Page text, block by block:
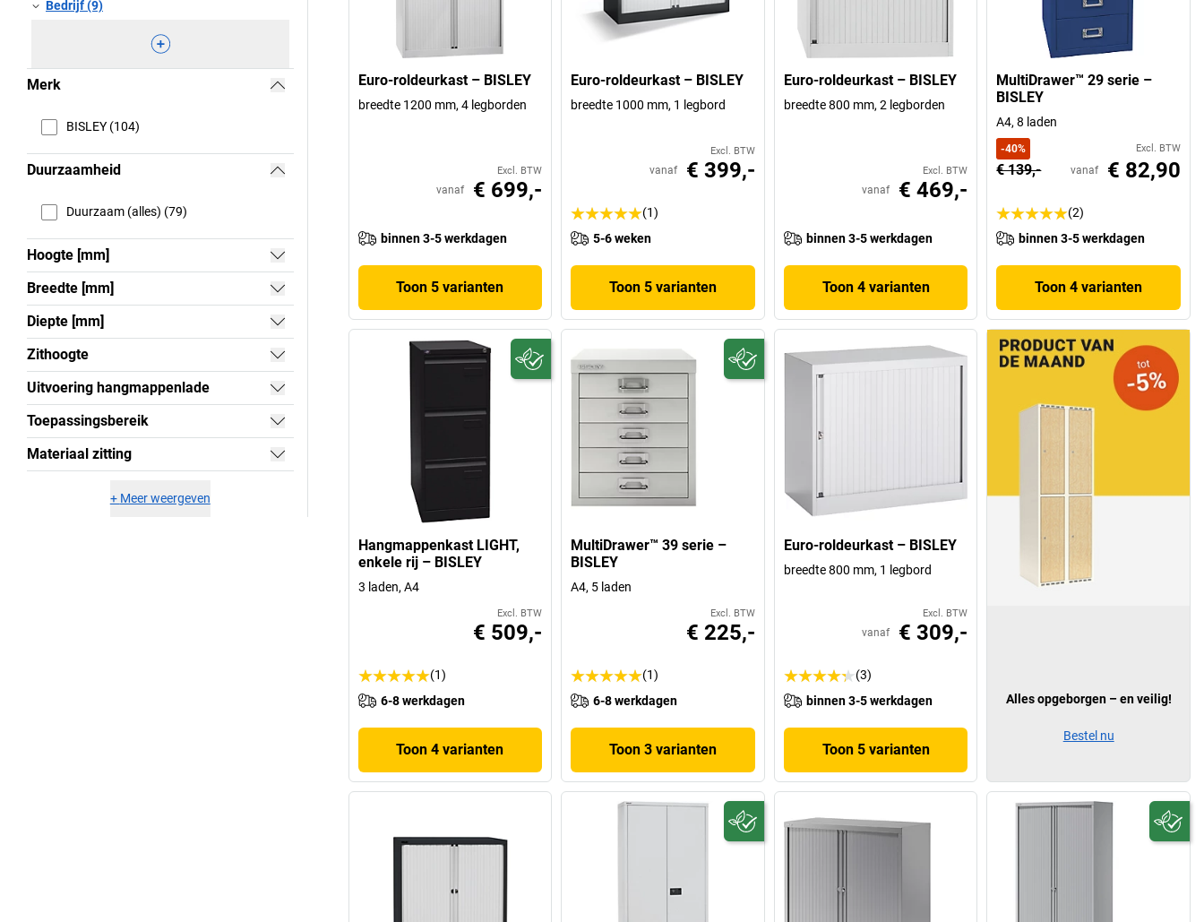
Bedrijf (9)
Merk
BISLEY (104)
Duurzaamheid
Duurzaam (alles) (79)
Hoogte [mm]
Breedte [mm]
Diepte [mm]
Zithoogte
Uitvoering hangmappenlade
Toepassingsbereik
Materiaal zitting
+ Meer weergeven
Euro-roldeurkast – BISLEY
breedte 1200 mm, 4 legborden
Excl. BTW
vanaf € 699,-
binnen 3-5 werkdagen
Toon 5 varianten
Euro-roldeurkast – BISLEY
breedte 1000 mm, 1 legbord
Excl. BTW
vanaf € 399,-
(1)
5-6 weken
Toon 5 varianten
Euro-roldeurkast – BISLEY
breedte 800 mm, 2 legborden
Excl. BTW
vanaf € 469,-
binnen 3-5 werkdagen
Toon 4 varianten
MultiDrawer™ 29 serie –
BISLEY
A4, 8 laden
-40% Excl. BTW
€ 139,- vanaf € 82,90
(2)
binnen 3-5 werkdagen
Toon 4 varianten
Hangmappenkast LIGHT,
enkele rij – BISLEY
3 laden, A4
Excl. BTW
€ 509,-
(1)
6-8 werkdagen
Toon 4 varianten
MultiDrawer™ 39 serie –
BISLEY
A4, 5 laden
Excl. BTW
€ 225,-
(1)
6-8 werkdagen
Toon 3 varianten
Euro-roldeurkast – BISLEY
breedte 800 mm, 1 legbord
Excl. BTW
vanaf € 309,-
(3)
binnen 3-5 werkdagen
Toon 5 varianten
Alles opgeborgen – en veilig!
Bestel nu